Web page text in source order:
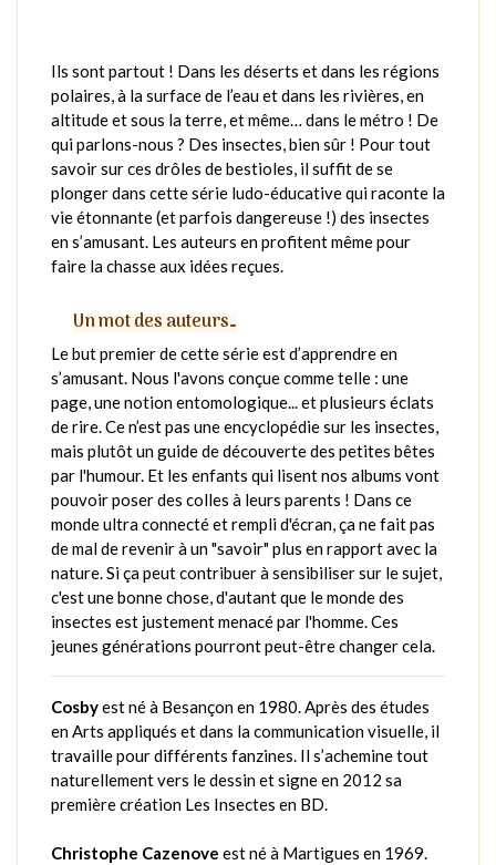
Ils sont partout ! Dans les déserts et dans les régions
polaires, à la surface de l’eau et dans les rivières, en
altitude et sous la terre, et même… dans le métro ! De
qui parlons-nous ? Des insectes, bien sûr ! Pour tout
savoir sur ces drôles de bestioles, il suffit de se
plonger dans cette série ludo-éducative qui raconte la
vie étonnante (et parfois dangereuse !) des insectes
en s’amusant. Les auteurs en profitent même pour
faire la chasse aux idées reçues.
Un mot des auteurs…
Le but premier de cette série est d’apprendre en
s’amusant. Nous l'avons conçue comme telle : une
page, une notion entomologique... et plusieurs éclats
de rire. Ce n’est pas une encyclopédie sur les insectes,
mais plutôt un guide de découverte des petites bêtes
par l'humour. Et les enfants qui lisent nos albums vont
pouvoir poser des colles à leurs parents ! Dans ce
monde ultra connecté et rempli d'écran, ça ne fait pas
de mal de revenir à un "savoir" plus en rapport avec la
nature. Si ça peut contribuer à sensibiliser sur le sujet,
c'est une bonne chose, d'autant que le monde des
insectes est justement menacé par l'homme. Ces
jeunes générations pourront peut-être changer cela.
Cosbyest né à Besançon en 1980. Après des études
en Arts appliqués et dans la communication visuelle, il
travaille pour différents fanzines. Il s’achemine tout
naturellement vers le dessin et signe en 2012 sa
première création Les Insectes en BD.
Christophe Cazenove est né à Martigues en 1969.